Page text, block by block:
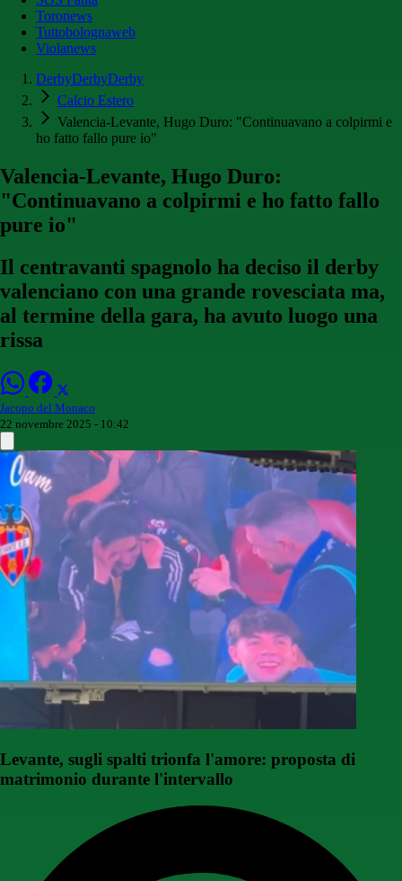
Toronews
Tuttobolognaweb
Violanews
DerbyDerbyDerby
Calcio Estero
Valencia-Levante, Hugo Duro: "Continuavano a colpirmi e
ho fatto fallo pure io"
Valencia-Levante, Hugo Duro:
"Continuavano a colpirmi e ho fatto fallo
pure io"
Il centravanti spagnolo ha deciso il derby
valenciano con una grande rovesciata ma,
al termine della gara, ha avuto luogo una
rissa
Jacopo del Monaco
22 novembre 2025 - 10:42
Levante, sugli spalti trionfa l'amore: proposta di
matrimonio durante l'intervallo